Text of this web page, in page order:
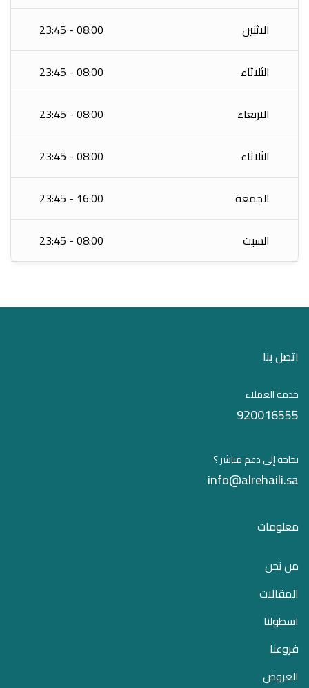
الاثنين 08:00 - 23:45
الثلاثاء 08:00 - 23:45
الاربعاء 08:00 - 23:45
الثلاثاء 08:00 - 23:45
الجمعة 16:00 - 23:45
السبت 08:00 - 23:45
اتصل بنا
خدمة العملاء
920016555
بحاجة إلى دعم مباشر ؟
info@alrehaili.sa
معلومات
من نحن
المقالات
اسطولنا
فروعنا
العروض